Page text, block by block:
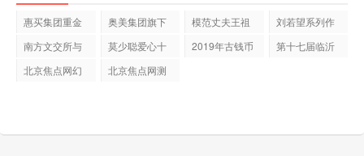
惠买集团重金
奥美集团旗下
模范丈夫王祖
刘若望系列作
南方文交所与
莫少聪爱心十
2019年古钱币
第十七届临沂
北京焦点网幻
北京焦点网测